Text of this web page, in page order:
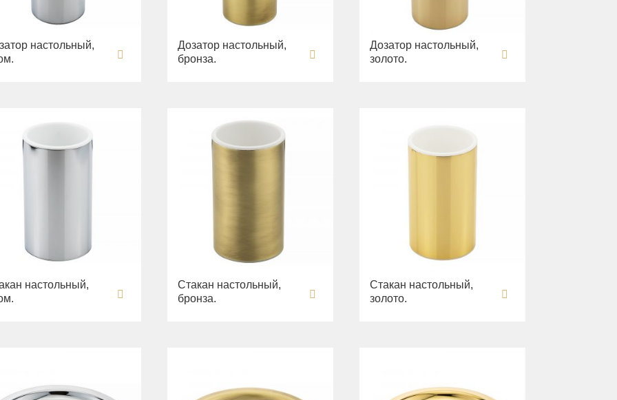
настольный,
Дозатор настольный,
бронза.
Дозатор настольный,
золото.
настольный,
Стакан настольный,
бронза.
Стакан настольный,
золото.